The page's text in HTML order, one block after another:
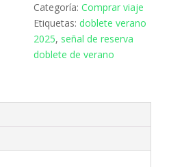
Categoría:Comprar viaje
Etiquetas:doblete verano
2025, señal de reserva
doblete de verano